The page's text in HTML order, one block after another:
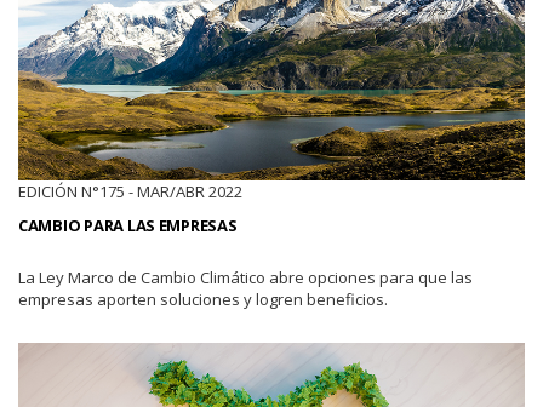
EDICIÓN N°175 - MAR/ABR 2022
CAMBIO PARA LAS EMPRESAS
La Ley Marco de Cambio Climático abre opciones para que las
empresas aporten soluciones y logren beneficios.